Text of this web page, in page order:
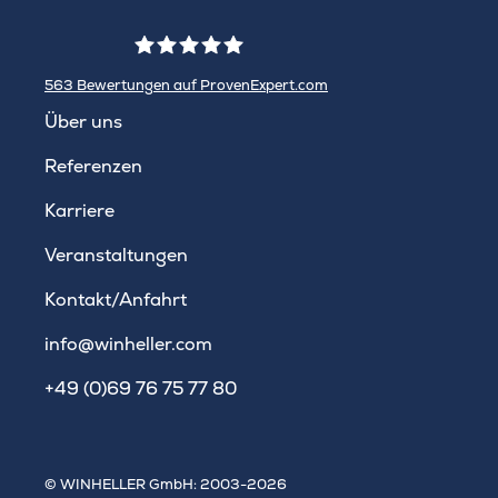
563 Bewertungen auf ProvenExpert.com
Über uns
Referenzen
Karriere
Veranstaltungen
Kontakt/Anfahrt
info@winheller.com
+49 (0)69 76 75 77 80
© WINHELLER GmbH: 2003-2026